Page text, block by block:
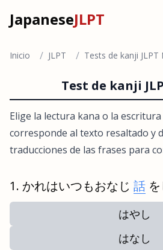
JapaneseJLPT
Inicio / JLPT / Tests de kanji JLPT
Test de kanji
Elige la lectura kana o la
corresponde al texto resaltado y
traducciones de las frases para
かれはいつもおなじ 話 を
はやし
はなし